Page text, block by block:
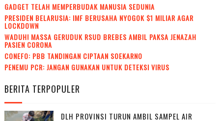
GADGET TELAH MEMPERBUDAK MANUSIA SEDUNIA
PRESIDEN BELARUSIA: IMF BERUSAHA NYOGOK $1 MILIAR AGAR
LOCKDOWN
WADUH! MASSA GERUDUK RSUD BREBES AMBIL PAKSA JENAZAH
PASIEN CORONA
CONEFO: PBB TANDINGAN CIPTAAN SOEKARNO
PENEMU PCR: JANGAN GUNAKAN UNTUK DETEKSI VIRUS
BERITA TERPOPULER
DLH PROVINSI TURUN AMBIL SAMPEL AIR